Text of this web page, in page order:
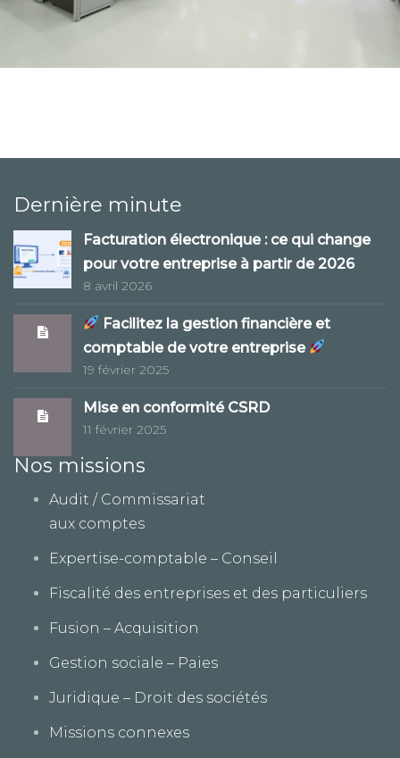
Dernière minute
Facturation électronique : ce qui change
pour votre entreprise à partir de 2026
8 avril 2026
Facilitez la gestion financière et
comptable de votre entreprise
19 février 2025
Mise en conformité CSRD
11 février 2025
Nos missions
Audit / Commissariat
aux comptes
Expertise-comptable – Conseil
Fiscalité des entreprises et des particuliers
Fusion – Acquisition
Gestion sociale – Paies
Juridique – Droit des sociétés
Missions connexes